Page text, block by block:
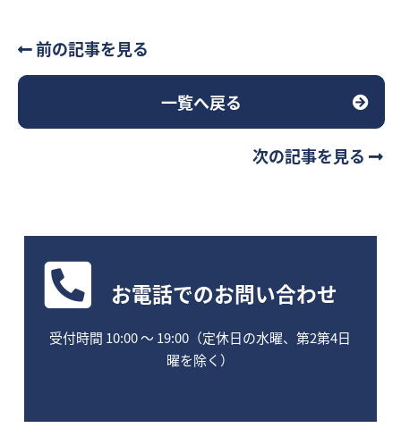
前の記事を見る
一覧へ戻る
次の記事を見る
お電話でのお問い合わせ
受付時間 10:00 〜 19:00（定休日の水曜、第2第4日
曜を除く）